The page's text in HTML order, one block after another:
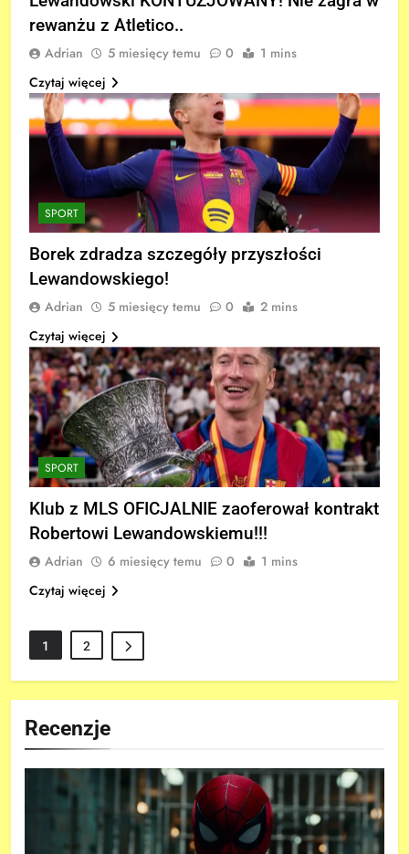
Recenzje
rewanżu z Atletico..
Adrian 5 miesięcy temu 0
1 mins
Czytaj więcej
SPORT
Borek zdradza szczegóły przyszłości
Lewandowskiego!
Adrian 5 miesięcy temu 0
2 mins
Czytaj więcej
SPORT
Klub z MLS OFICJALNIE zaoferował kontrakt
Robertowi Lewandowskiemu!!!
Adrian 6 miesięcy temu 0
1 mins
Czytaj więcej
1 2